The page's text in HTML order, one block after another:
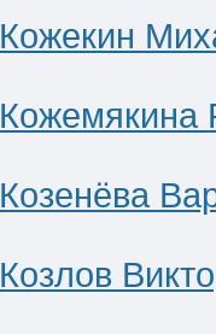
Кожекин
Кожемякина
Козенёва
Козлов